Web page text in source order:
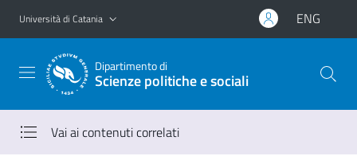
Vai al contenuto principale
Vai al menu di navigazione
Università di Catania ENG
Dipartimento di
Scienze politiche e sociali
Vai ai contenuti correlati